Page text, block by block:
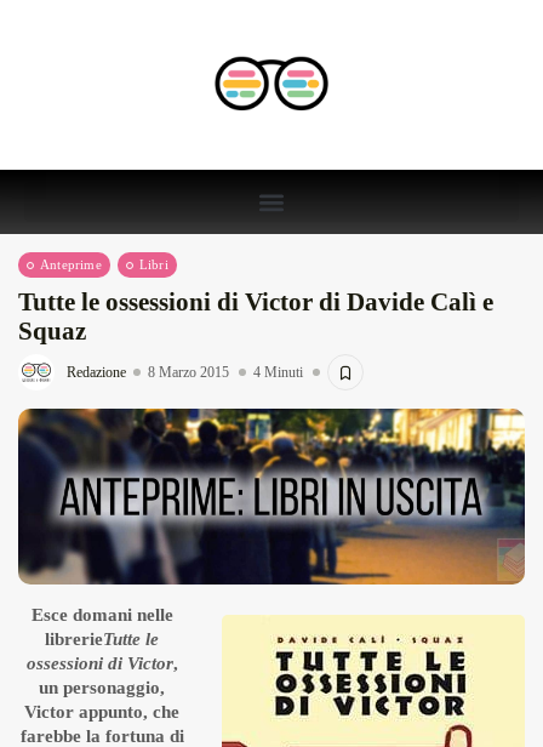
Anteprime Libri
Tutte le ossessioni di Victor di Davide Calì e
Squaz
Redazione 8 Marzo 2015 4 Minuti
Esce domani nelle
librerieTutte le
ossessioni di Victor,
un personaggio,
Victor appunto, che
farebbe la fortuna di